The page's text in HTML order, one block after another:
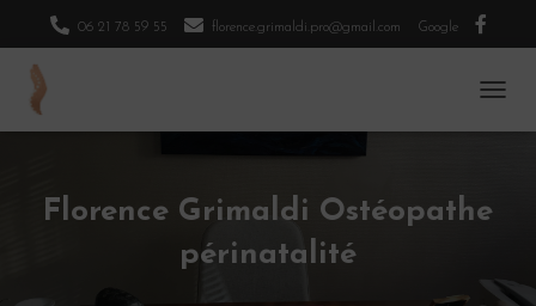
06 21 78 59 55 florence.grimaldi.pro@gmail.com Google
U
E
Florence Grimaldi Ostéopathe
périnatalité